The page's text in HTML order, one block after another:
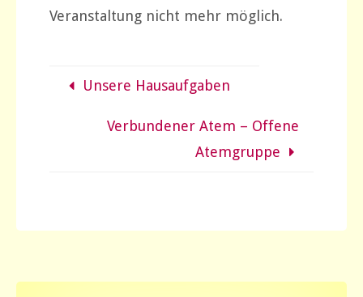
Veranstaltung nicht mehr möglich.
Unsere Hausaufgaben
Verbundener Atem – Offene
Atemgruppe